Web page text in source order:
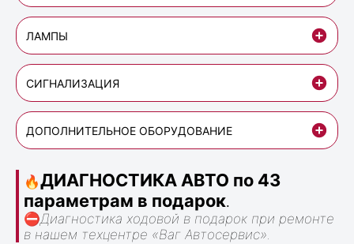
ЛАМПЫ
СИГНАЛИЗАЦИЯ
ДОПОЛНИТЕЛЬНОЕ ОБОРУДОВАНИЕ
🔥ДИАГНОСТИКА АВТО по 43
параметрам в подарок.
⛔Диагностика ходовой в подарок при ремонте
в нашем техцентре «Ваг Автосервис».